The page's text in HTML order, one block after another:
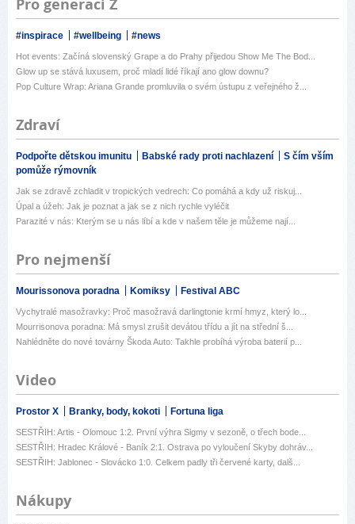
Pro generaci Z
#inspirace #wellbeing #news
Hot events: Začíná slovenský Grape a do Prahy přijedou Show Me The Bod...
Glow up se stává luxusem, proč mladí lidé říkají ano glow downu?
Pop Culture Wrap: Ariana Grande promluvila o svém ústupu z veřejného ž...
Zdraví
Podpořte dětskou imunitu Babské rady proti nachlazení
S čím vším
pomůže rýmovník
Jak se zdravě zchladit v tropických vedrech: Co pomáhá a kdy už riskuj...
Úpal a úžeh: Jak je poznat a jak se z nich rychle vyléčit
Parazité v nás: Kterým se u nás líbí a kde v našem těle je můžeme nají...
Pro nejmenší
Mourissonova poradna Komiksy Festival ABC
Vychytralé masožravky: Proč masožravá darlingtonie krmí hmyz, který lo...
Mourrisonova poradna: Má smysl zrušit devátou třídu a jít na střední š...
Nahlédněte do nové továrny Škoda Auto: Takhle probíhá výroba baterií p...
Video
Prostor X Branky, body, kokoti Fortuna liga
SESTŘIH: Artis - Olomouc 1:2. První výhra Sigmy v sezoně, o třech bode...
SESTŘIH: Hradec Králové - Baník 2:1. Ostrava po vyloučení Skyby dohráv...
SESTŘIH: Jablonec - Slovácko 1:0. Celkem padly tři červené karty, dalš...
Nákupy